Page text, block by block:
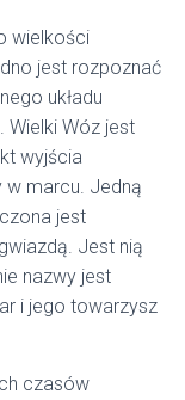
wielkości
jest rozpoznać
układu
Wielki Wóz jest
wyjścia
w marcu. Jedną
jest
Jest nią
nazwy jest
i jego towarzysz
czasów